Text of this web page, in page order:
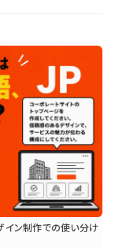
イン制作での使い分け